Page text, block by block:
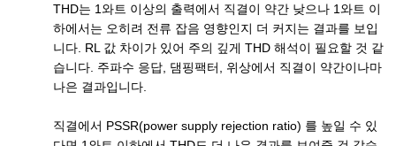
THD는 1와트 이상의 출력에서 직결이 약간 낮으나 1와트 이
하에서는 오히려 전류 잡음 영향인지 더 커지는 결과를 보입
니다. RL 값 차이가 있어 주의 깊게 THD 해석이 필요할 것 같
습니다. 주파수 응답, 댐핑팩터, 위상에서 직결이 약간이나마
나은 결과입니다.
직결에서 PSSR(power supply rejection ratio) 를 높일 수 있